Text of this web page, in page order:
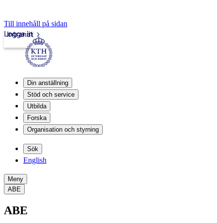
Till innehåll på sidan
Intranät
Logga in
Din anställning
Stöd och service
Utbilda
Forska
Organisation och styrning
Sök
English
Meny
ABE
ABE